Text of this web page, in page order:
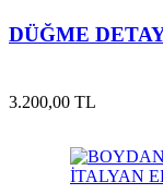
DÜĞME
3.200,00 TL